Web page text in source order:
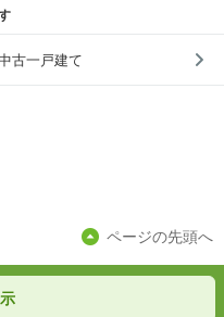
古一戸建て
ページの先頭へ